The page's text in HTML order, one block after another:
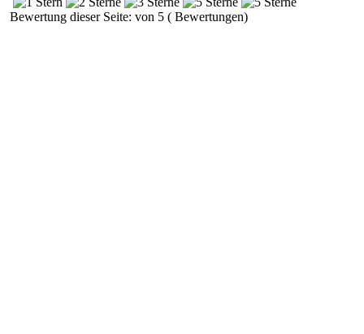
Bewertung dieser Seite: von 5 ( Bewertungen)